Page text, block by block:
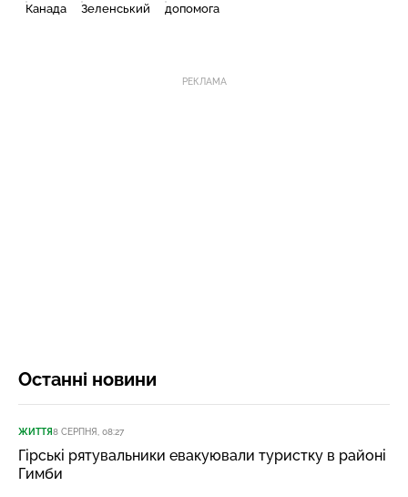
Канада Зеленський допомога
РЕКЛАМА
Останні новини
ЖИТТЯ8 СЕРПНЯ, 08:27
Гірські рятувальники евакуювали туристку в районі
Гимби